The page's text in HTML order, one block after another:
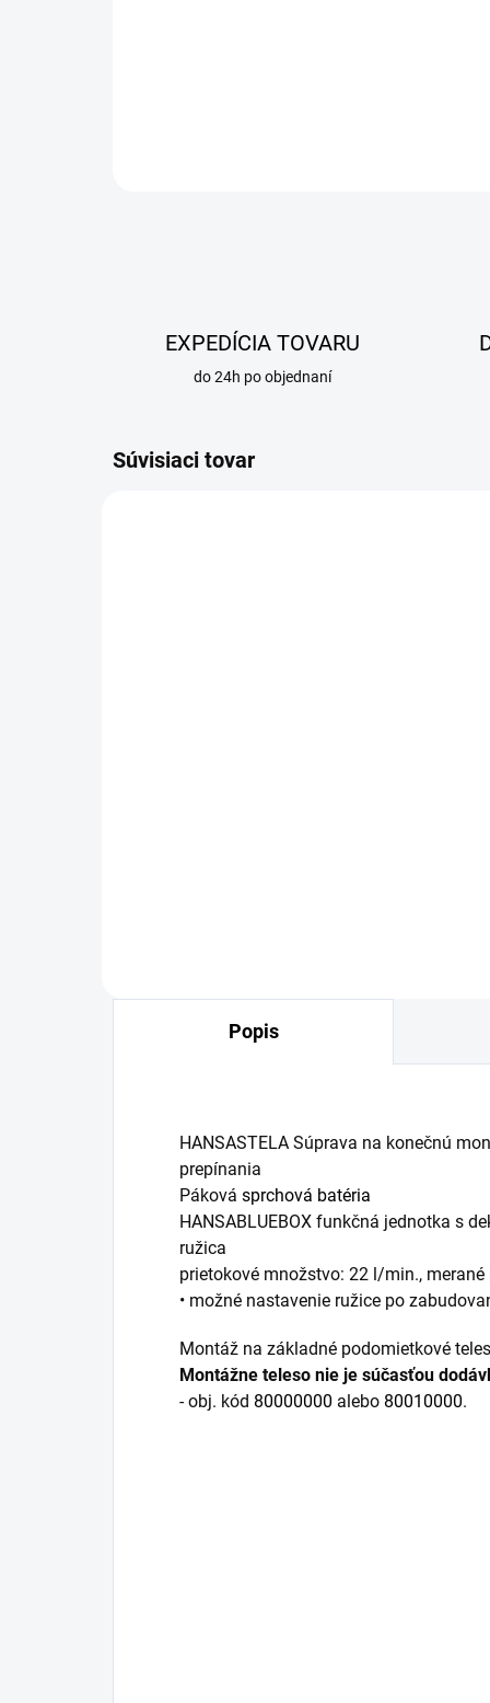
EXPEDÍCIA TOVARU
do 24h po objednaní
Súvisiaci tovar
Popis
HANSASTELA Súprava na konečnú
prepínania
Páková sprchová batéria
HANSABLUEBOX funkčná jednotka s
ružica
prietokové množstvo: 22 l/min.,
• možné nastavenie ružice po
Montáž na základné podomietkové
Montážne teleso nie je súčasťou
- obj. kód 80000000 alebo 80010000.